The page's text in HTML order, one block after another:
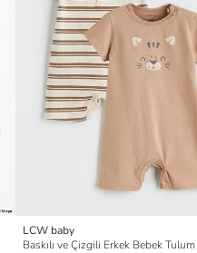
LCW baby
Baskılı ve Çizgili Erkek Bebek